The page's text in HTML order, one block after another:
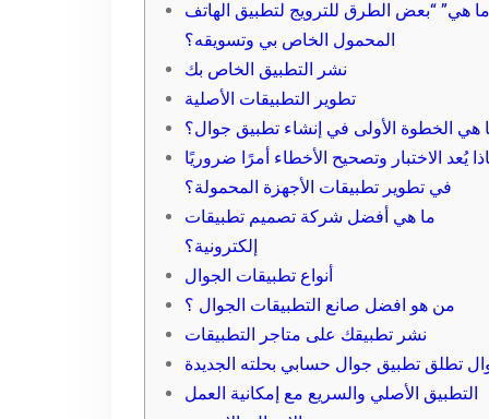
ما هي” “بعض الطرق للترويج لتطبيق الهاتف
المحمول الخاص بي وتسويقه؟
نشر التطبيق الخاص بك
تطوير التطبيقات الأصلية
هي الخطوة الأولى في إنشاء تطبيق جوال؟
يُعد الاختبار وتصحيح الأخطاء أمرًا ضروريًا
في تطوير تطبيقات الأجهزة المحمولة؟
ما هي أفضل شركة تصميم تطبيقات
إلكترونية؟
أنواع تطبيقات الجوال
من هو افضل صانع التطبيقات الجوال ؟
نشر تطبيقك على متاجر التطبيقات
تطلق تطبيق جوال حسابي بحلته الجديدة
التطبيق الأصلي والسريع مع إمكانية العمل